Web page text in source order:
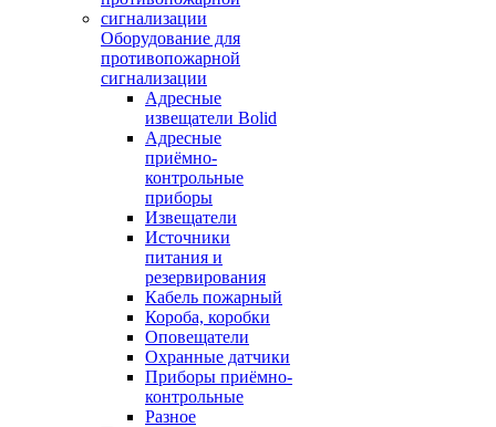
Оборудование для
противопожарной
сигнализации
Адресные
извещатели Bolid
Адресные
приёмно-
контрольные
приборы
Извещатели
Источники
питания и
резервирования
Кабель пожарный
Короба, коробки
Оповещатели
Охранные датчики
Приборы приёмно-
контрольные
Разное